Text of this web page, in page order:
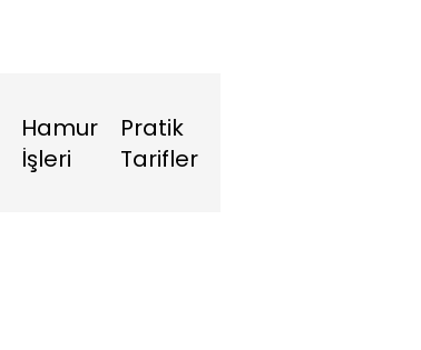
Hamur
İşleri
Pratik
Tarifler